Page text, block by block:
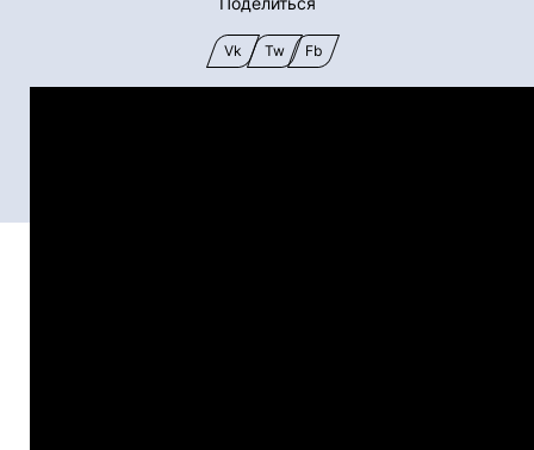
Vk Tw Fb